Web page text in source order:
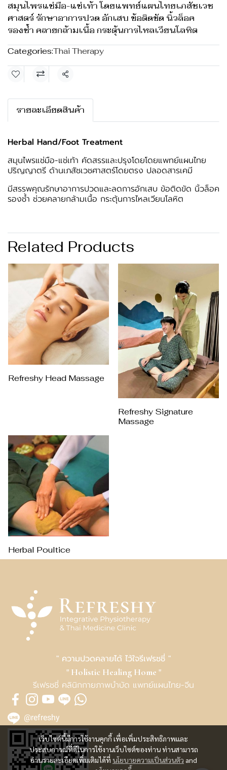
สมุนไพรแช่มือ-แช่เท้า โดยแพทย์แผนไทยเภสัชเวช
ศาสตร์ รักษาอาการปวด อักเสบ ข้อติดขัด นิ้วล็อค
รองช้ำ คลายกล้ามเนื้อ กระตุ้นการไหลเวียนโลหิต
Categories:Thai Therapy
Share
รายละเอียดสินค้า
Herbal Hand/Foot Treatment
สมุนไพรแช่มือ-แช่เท้า คัดสรรและปรุงโดยโดยแพทย์แผนไทย
ปริญญาตรี ด้านเภสัชเวชศาสตร์โดยตรง ปลอดสารเคมี
มีสรรพคุณรักษาอาการปวดและลดการอักเสบ ข้อติดขัด นิ้วล็อค
รองช้ำ ช่วยคลายกล้ามเนื้อ กระตุ้นการไหลเวียนโลหิต
Related Products
Refreshy Head Massage
Refreshy Signature
Massage
Herbal Poultice
เว็บไซต์นี้มีการใช้งานคุกกี้ เพื่อเพิ่มประสิทธิภาพและ
ประสบการณ์ที่ดีในการใช้งานเว็บไซต์ของท่าน ท่านสามารถ
อ่านรายละเอียดเพิ่มเติมได้ที่ นโยบายความเป็นส่วนตัว and
" ความปวดคลายได้ ไว้ใจรีเฟรชชี่ "
" Holistic Healing Home "
รีเฟรชชี่ คลินิกกายภาพบำบัด แพทย์แผนไทย-จีน
@refreshy